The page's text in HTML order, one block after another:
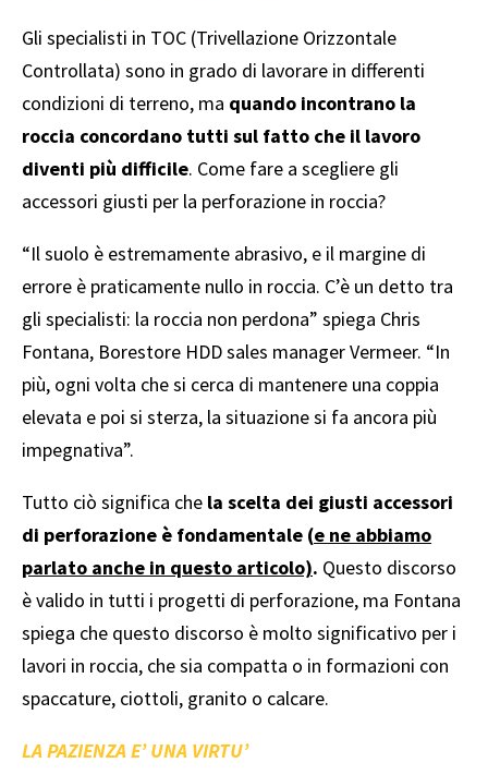
Gli specialisti in TOC (Trivellazione Orizzontale
Controllata) sono in grado di lavorare in differenti
condizioni di terreno, ma quando incontrano la
roccia concordano tutti sul fatto che il lavoro
diventi più difficile. Come fare a scegliere gli
accessori giusti per la perforazione in roccia?
“Il suolo è estremamente abrasivo, e il margine di
errore è praticamente nullo in roccia. C’è un detto tra
gli specialisti: la roccia non perdona” spiega Chris
Fontana, Borestore HDD sales manager Vermeer. “In
più, ogni volta che si cerca di mantenere una coppia
elevata e poi si sterza, la situazione si fa ancora più
impegnativa”.
Tutto ciò significa che la scelta dei giusti accessori
di perforazione è fondamentale (e ne abbiamo
parlato anche in questo articolo). Questo discorso
è valido in tutti i progetti di perforazione, ma Fontana
spiega che questo discorso è molto significativo per i
lavori in roccia, che sia compatta o in formazioni con
spaccature, ciottoli, granito o calcare.
LA PAZIENZA E’ UNA VIRTU’